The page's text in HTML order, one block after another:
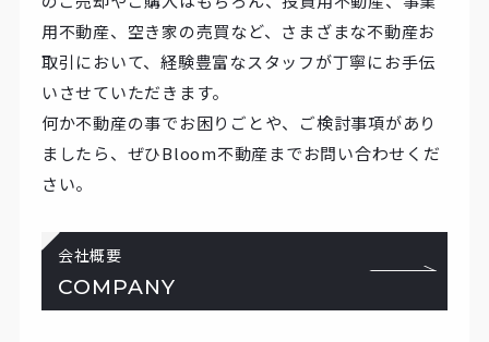
用不動産、空き家の売買など、さまざまな不動産お
取引において、経験豊富なスタッフが丁寧にお手伝
いさせていただきます。
何か不動産の事でお困りごとや、ご検討事項があり
ましたら、ぜひBloom不動産までお問い合わせくだ
さい。
会社概要
COMPANY